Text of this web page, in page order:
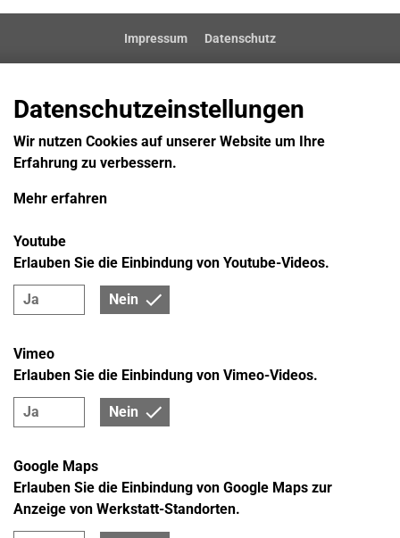
Impressum Datenschutz
Datenschutzeinstellungen
Wir nutzen Cookies auf unserer Website um Ihre
Erfahrung zu verbessern.
Mehr erfahren
Ja Nein
Youtube
Erlauben Sie die Einbindung von Youtube-Videos.
Ja Nein
Vimeo
Erlauben Sie die Einbindung von Vimeo-Videos.
Google Maps
Erlauben Sie die Einbindung von Google Maps zur
Anzeige von Werkstatt-Standorten.